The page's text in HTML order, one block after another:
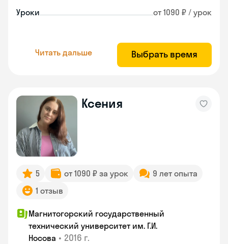
Уроки от 1090 ₽ / урок
Читать дальше Выбрать время
Ксения
5 от 1090 ₽ за урок
9 лет опыта
1 отзыв
Магнитогорский государственный
технический университет им. Г.И.
Носова • 2016 г.